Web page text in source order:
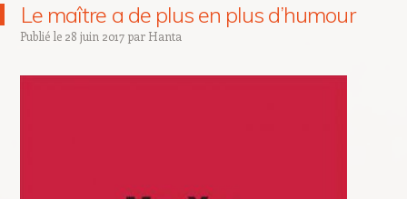
Le maître a de plus en plus d’humour
Publié le 28 juin 2017par Hanta